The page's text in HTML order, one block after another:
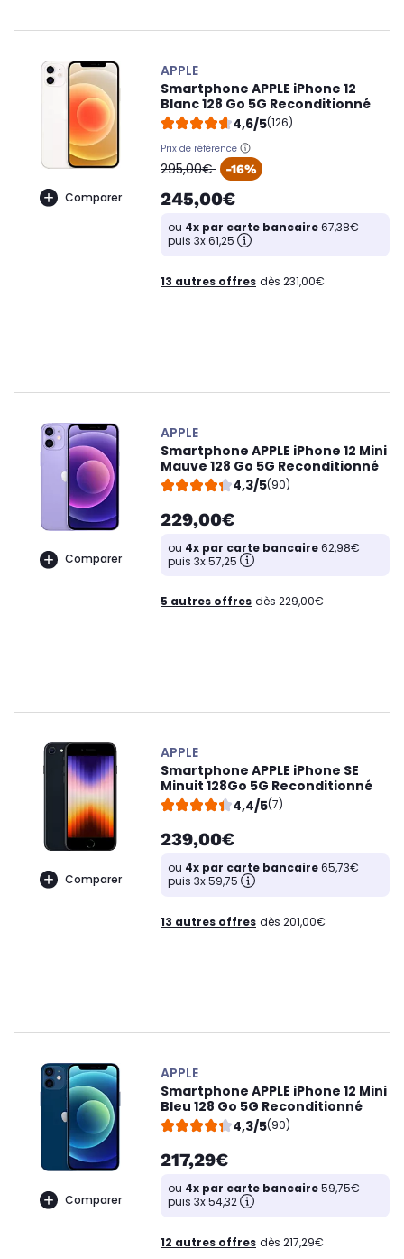
Comparer
APPLE
Smartphone APPLE iPhone 12
Blanc 128 Go 5G Reconditionné
4,6/5(126)
Prix de référence
oldPrice
295,00€ -16%
245,00€
ou 4x par carte bancaire67,38€
puis 3x 61,25
13 autres offres dès 231,00€
Comparer
APPLE
Smartphone APPLE iPhone 12 Mini
Mauve 128 Go 5G Reconditionné
4,3/5(90)
229,00€
ou 4x par carte bancaire62,98€
puis 3x 57,25
5 autres offres dès 229,00€
Comparer
APPLE
Smartphone APPLE iPhone SE
Minuit 128Go 5G Reconditionné
4,4/5(7)
239,00€
ou 4x par carte bancaire65,73€
puis 3x 59,75
13 autres offres dès 201,00€
Comparer
APPLE
Smartphone APPLE iPhone 12 Mini
Bleu 128 Go 5G Reconditionné
4,3/5(90)
217,29€
ou 4x par carte bancaire59,75€
puis 3x 54,32
12 autres offres dès 217,29€